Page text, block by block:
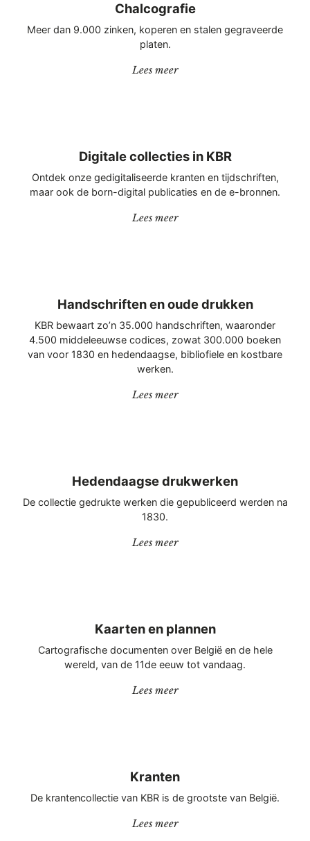
Chalcografie
Meer dan 9.000 zinken, koperen en stalen gegraveerde
platen.
Lees meer“Chalcografie”
Digitale collecties in KBR
Ontdek onze gedigitaliseerde kranten en tijdschriften,
maar ook de born-digital publicaties en de e-bronnen.
Lees meer“Digitale collecties in KBR”
Handschriften en oude drukken
KBR bewaart zo’n 35.000 handschriften, waaronder
4.500 middeleeuwse codices, zowat 300.000 boeken
van voor 1830 en hedendaagse, bibliofiele en kostbare
werken.
Lees meer“Handschriften en oude
Hedendaagse drukwerken
De collectie gedrukte werken die gepubliceerd werden na
1830.
Lees meer“Hedendaagse drukwerken”
Kaarten en plannen
Cartografische documenten over België en de hele
wereld, van de 11de eeuw tot vandaag.
Lees meer“Kaarten en plannen”
Kranten
De krantencollectie van KBR is de grootste van België.
Lees meer“Kranten”